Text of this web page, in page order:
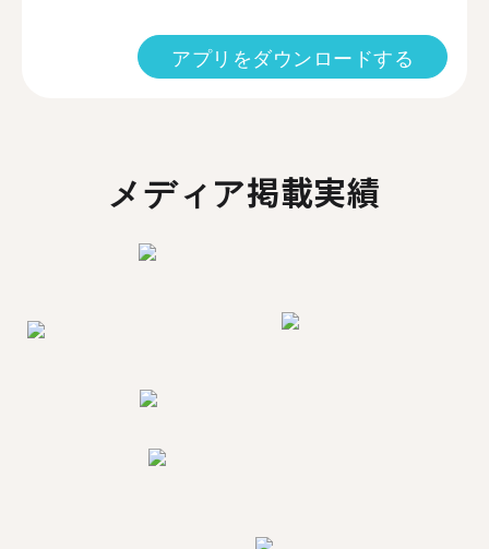
アプリをダウンロードする
メディア掲載実績